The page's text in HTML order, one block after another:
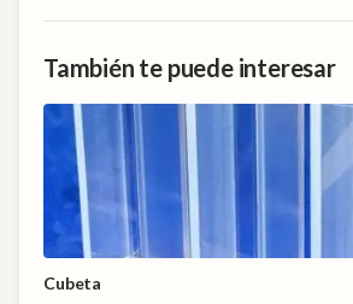
También te puede interesar
Cubeta